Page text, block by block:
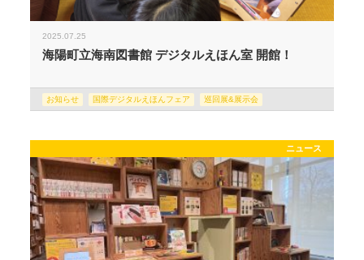
2025.07.25
海陽町立海南図書館 デジタルえほん室 開館！
お知らせ 国際デジタルえほんフェア 巡回展&展示会
ニュース